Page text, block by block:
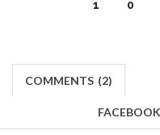
1 0
COMMENTS (2)
FACEBOOK